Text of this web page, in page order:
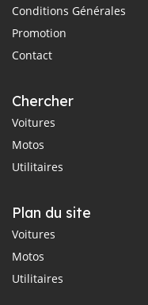
Conditions Générales
Promotion
Contact
Chercher
Voitures
Motos
Utilitaires
Plan du site
Voitures
Motos
Utilitaires